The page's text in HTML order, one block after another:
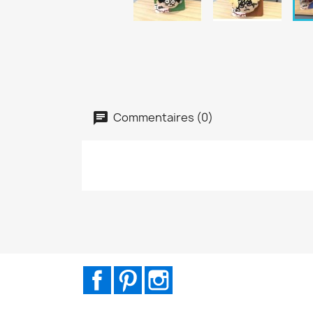
Commentaires (0)
FacebookPinterest